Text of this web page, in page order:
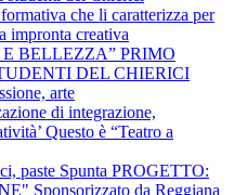
che li caratterizza per
impronta creativa
BELLEZZA” PRIMO
DEL CHIERICI
arte
di integrazione,
Questo è “Teatro a
paste Spunta PROGETTO:
Sponsorizzato da Reggiana